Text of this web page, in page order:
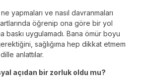
yapmaları ve nasıl davranmaları
öğrenip ona göre bir yol
baskı uygulamadı. Bana ömür boyu
sağlığıma hep dikkat etmem
anlattılar.
açıdan bir zorluk oldu mu?